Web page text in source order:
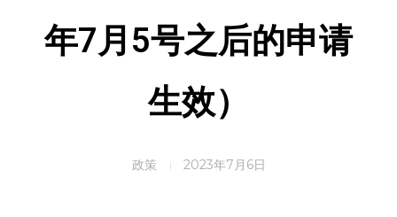
年7月5号之后的申请
生效）
2023年7月6日
政策